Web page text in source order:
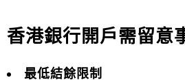
香港銀行開戶需留意
最低結餘限制